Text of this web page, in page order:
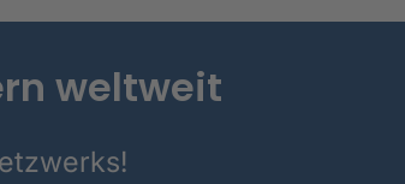
weltweit